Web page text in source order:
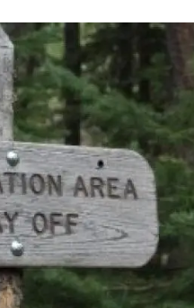
Demana la teva beca ERC
Programa de màsters i
Vine de visitant o sabàtic
Segell de bones pràctiques
Un lloc on créixer
Desenvolupament de carrera
Seminaris i activitats
T’oferim formació